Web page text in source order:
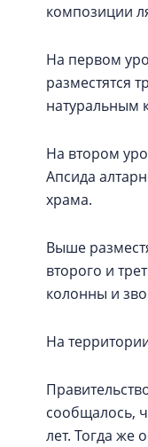
композиции
На первом
разместятся
натуральным
На втором
Апсида
храма.
Выше
второго и
колонны и
На
сообщалось,
лет. Тогда же